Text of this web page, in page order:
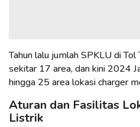
Tahun lalu jumlah SPKLU di Tol
sekitar 17 area, dan kini 2024
hingga 25 area lokasi charger
Aturan dan Fasilitas
Listrik